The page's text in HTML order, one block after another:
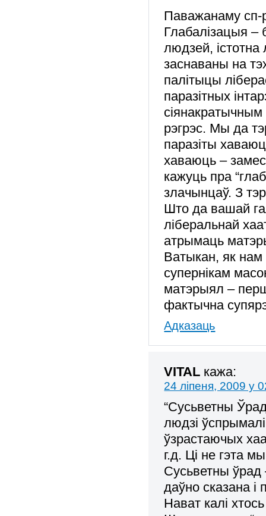
Паважанаму
Глабалізацыя –
людзей,
заснаваны на
палітыцы
паразітных
рэгрэс. Мы да
паразіты
хаваюць –
кажуць пра
злачынцаў. З
Што да вашай
ліберальнай
атрымаць
Ватыкан, як нам
супернікам
матэрыял –
фактычна
Адказаць
VITAL кажа:
24 ліпеня, 2009 у
“Сусьветны
людзі
ўзрастаючых
г.д. Ці не гэта
Сусьветны
даўно сказана
Нават калі